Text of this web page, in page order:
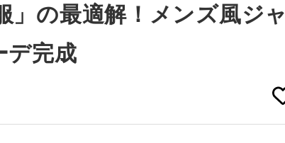
」の最適解！メンズ風ジャ
デ完成